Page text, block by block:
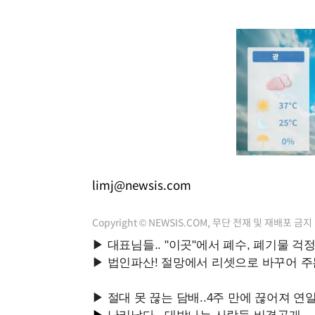
limj@newsis.com
Copyright © NEWSIS.COM, 무단 전재 및 재배포 금지